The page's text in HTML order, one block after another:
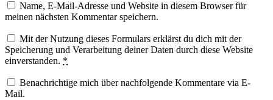
Name, E-Mail-Adresse und Website in diesem Browser für
meinen nächsten Kommentar speichern.
Mit der Nutzung dieses Formulars erklärst du dich mit der
Speicherung und Verarbeitung deiner Daten durch diese Website
einverstanden. *
Benachrichtige mich über nachfolgende Kommentare via E-
Mail.